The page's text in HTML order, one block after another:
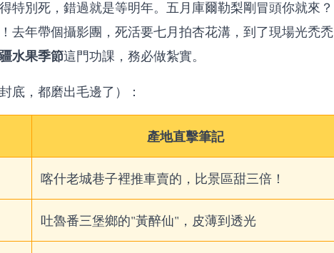
特別死，錯過就是等明年。五月庫爾勒梨剛冒頭你就來？
去年帶個攝影團，死活要七月拍杏花溝，到了現場光禿禿
水果季節這門功課，務必做紮實。
底，都磨出毛邊了）：
產地直擊筆記
喀什老城巷子裡推車賣的，比景區甜三倍！
吐魯番三堡鄉的"黃醉仙"，皮薄到透光